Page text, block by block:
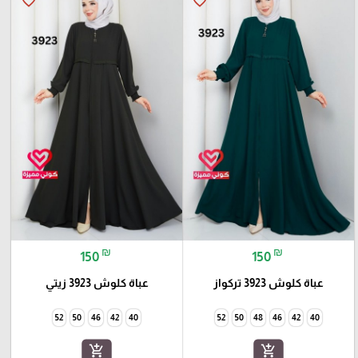
150 ₪
عباة كلوش 3923 تركواز
40
42
46
48
50
52
add_shopping_cart
150 ₪
عباة كلوش 3923 زيتي
40
42
46
50
52
add_shopping_cart